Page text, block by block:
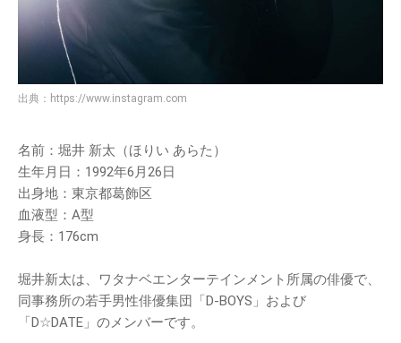
出典： https://www.instagram.com
名前：堀井 新太（ほりい あらた）
生年月日：1992年6月26日
出身地：東京都葛飾区
血液型：A型
身長：176cm
堀井新太は、ワタナベエンターテインメント所属の俳優で、
同事務所の若手男性俳優集団「D-BOYS」および
「D☆DATE」のメンバーです。